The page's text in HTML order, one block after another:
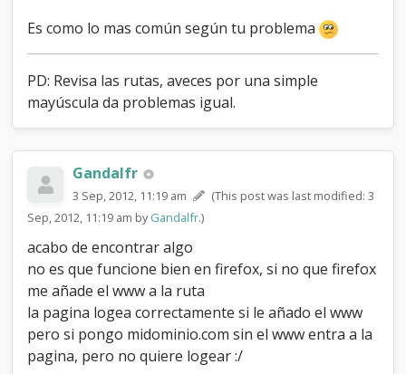
Es como lo mas común según tu problema
PD: Revisa las rutas, aveces por una simple
mayúscula da problemas igual.
Gandalfr
3 Sep, 2012, 11:19 am
(This post was last modified: 3
Sep, 2012, 11:19 am byGandalfr.)
acabo de encontrar algo
no es que funcione bien en firefox, si no que firefox
me añade el www a la ruta
la pagina logea correctamente si le añado el www
pero si pongo midominio.com sin el www entra a la
pagina, pero no quiere logear :/